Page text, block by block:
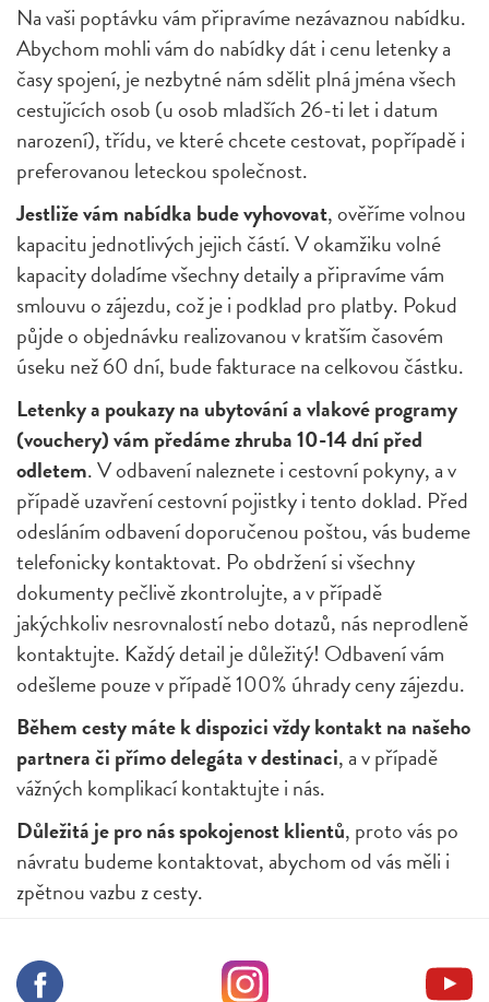
Na vaši poptávku vám připravíme nezávaznou nabídku.
Abychom mohli vám do nabídky dát i cenu letenky a
časy spojení, je nezbytné nám sdělit plná jména všech
cestujících osob (u osob mladších 26-ti let i datum
narození), třídu, ve které chcete cestovat, popřípadě i
preferovanou leteckou společnost.
Jestliže vám nabídka bude vyhovovat, ověříme volnou
kapacitu jednotlivých jejich částí. V okamžiku volné
kapacity doladíme všechny detaily a připravíme vám
smlouvu o zájezdu, což je i podklad pro platby. Pokud
půjde o objednávku realizovanou v kratším časovém
úseku než 60 dní, bude fakturace na celkovou částku.
Letenky a poukazy na ubytování a vlakové programy
(vouchery) vám předáme zhruba 10-14 dní před
odletem. V odbavení naleznete i cestovní pokyny, a v
případě uzavření cestovní pojistky i tento doklad. Před
odesláním odbavení doporučenou poštou, vás budeme
telefonicky kontaktovat. Po obdržení si všechny
dokumenty pečlivě zkontrolujte, a v případě
jakýchkoliv nesrovnalostí nebo dotazů, nás neprodleně
kontaktujte. Každý detail je důležitý! Odbavení vám
odešleme pouze v případě 100% úhrady ceny zájezdu.
Během cesty máte k dispozici vždy kontakt na našeho
partnera či přímo delegáta v destinaci, a v případě
vážných komplikací kontaktujte i nás.
Důležitá je pro nás spokojenost klientů, proto vás po
návratu budeme kontaktovat, abychom od vás měli i
zpětnou vazbu z cesty.